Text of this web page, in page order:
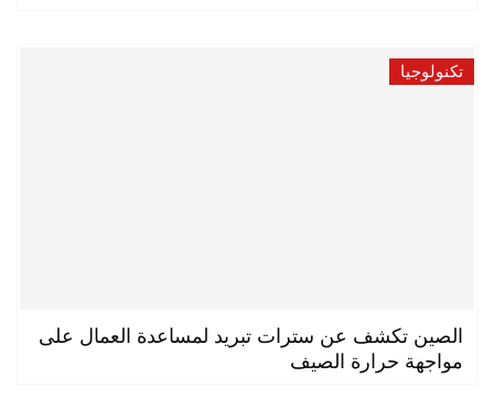
تكنولوجيا
الصين تكشف عن سترات تبريد لمساعدة العمال على
مواجهة حرارة الصيف